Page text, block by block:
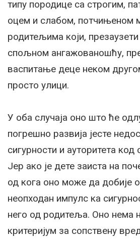
типу породице са строгим,
оцем и слабом, потчињеном
родитељима који,
спољном ангажованошћу,
васпитање деце неком
просто улици.
У оба случаја оно што ће
погрешно развија јесте
сигурности и ауторитета
Јер ако је дете заиста на
од кога оно може да добије
неопходан импулс ка
него од родитеља. Оно нема
критеријум за сопствену